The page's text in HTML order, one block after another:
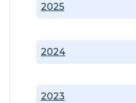
2023
2024
2025